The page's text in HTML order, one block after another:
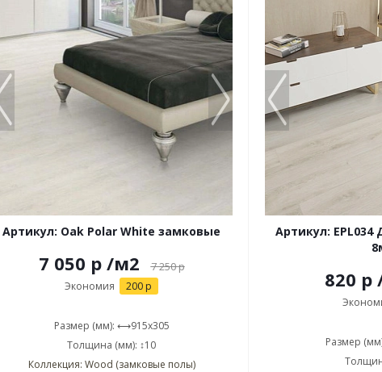
Артикул: Oak Polar White замковые
7 050 р /м2 7 250р
Экономия 200 р
Размер (мм): ⟷915x305
Толщина (мм): ↕10
Коллекция: Wood (замковые полы)
Артикул:
820 р
Размер